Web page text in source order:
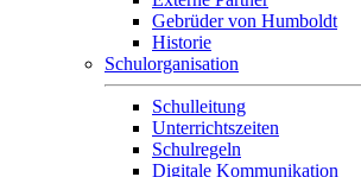
Gebrüder von Humboldt
Historie
Schulorganisation
Schulleitung
Unterrichtszeiten
Schulregeln
Digitale Kommunikation